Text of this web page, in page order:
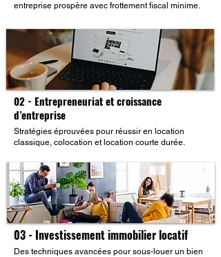
entreprise prospère avec frottement fiscal minime.
02 - Entrepreneuriat et croissance
d’entreprise
Stratégies éprouvées pour réussir en location
classique, colocation et location courte durée.
03 - Investissement immobilier locatif
Des techniques avancées pour sous-louer un bien